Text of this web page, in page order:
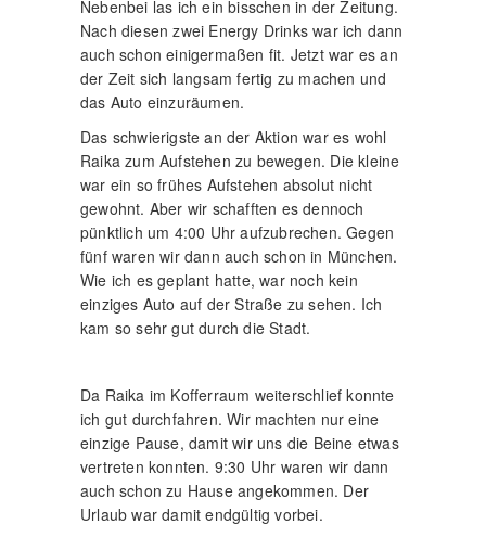
Nebenbei las ich ein bisschen in der Zeitung.
Nach diesen zwei Energy Drinks war ich dann
auch schon einigermaßen fit. Jetzt war es an
der Zeit sich langsam fertig zu machen und
das Auto einzuräumen.
Das schwierigste an der Aktion war es wohl
Raika zum Aufstehen zu bewegen. Die kleine
war ein so frühes Aufstehen absolut nicht
gewohnt. Aber wir schafften es dennoch
pünktlich um 4:00 Uhr aufzubrechen. Gegen
fünf waren wir dann auch schon in München.
Wie ich es geplant hatte, war noch kein
einziges Auto auf der Straße zu sehen. Ich
kam so sehr gut durch die Stadt.
Da Raika im Kofferraum weiterschlief konnte
ich gut durchfahren. Wir machten nur eine
einzige Pause, damit wir uns die Beine etwas
vertreten konnten. 9:30 Uhr waren wir dann
auch schon zu Hause angekommen. Der
Urlaub war damit endgültig vorbei.